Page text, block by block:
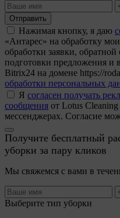
Отправить
Нажимая кнопку, я даю
«Антарес» на обработку
обработки заявки, обратной
подготовки предложения и
Bitrix24 на домене https://
обработки персональных
Я согласен получать
сообщения от Lotus
мессенджерах. Согласие
Получите бесплатный
уборки за пару кликов
Мы свяжемся с вами в
Выберите тип уборки